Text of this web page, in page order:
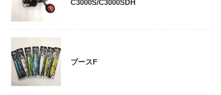
C3000S/C3000SDH
ブースF